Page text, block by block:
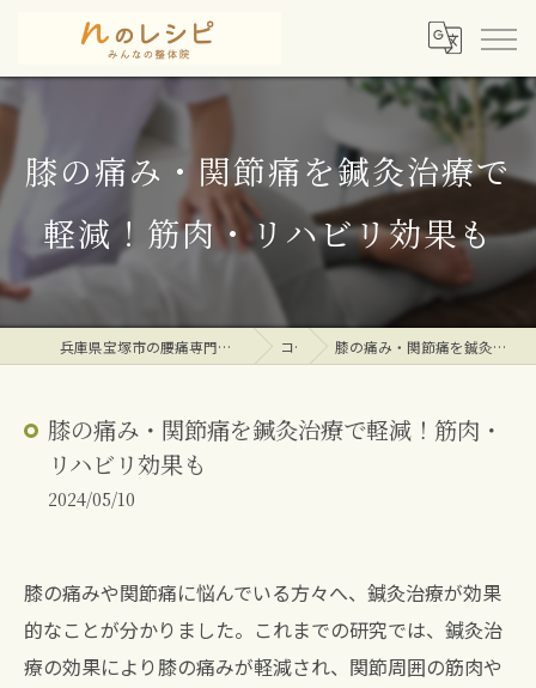
膝の痛み・関節痛を鍼灸治療で
軽減！筋肉・リハビリ効果も
兵庫県宝塚市の腰痛専門整体院ならｎのレシピみんなの整体院 コラム 膝の痛み・関節痛を鍼灸治療で軽減！筋肉・リハビリ効果も
膝の痛み・関節痛を鍼灸治療で軽減！筋肉・
リハビリ効果も
2024/05/10
膝の痛みや関節痛に悩んでいる方々へ、鍼灸治療が効果
的なことが分かりました。これまでの研究では、鍼灸治
療の効果により膝の痛みが軽減され、関節周囲の筋肉や